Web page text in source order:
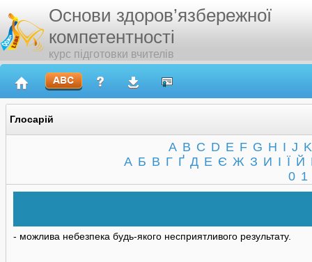
Основи здоров’язбережної
компетентності
курс підготовки вчителів
Глосарій
A B C D E F G H I J K
А Б В Г Ґ Д Е Є Ж З И І Ї Й
0 1
- можлива небезпека будь-якого несприятливого результату.